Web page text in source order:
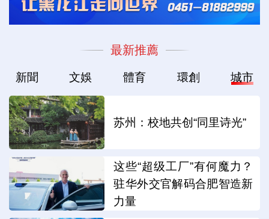
最新推薦
新聞 文娛 體育 環創 城市
苏州：校地共创“同里诗光”
这些“超级工厂”有何魔力？
驻华外交官解码合肥智造新
力量